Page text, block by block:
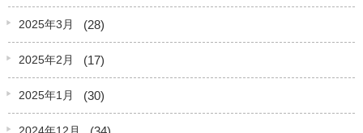
2025年3月 (28)
2025年2月 (17)
2025年1月 (30)
(34)